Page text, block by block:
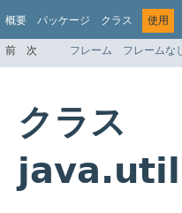
概要 パッケージ クラス 使用
前 次 フレーム フレームな
クラス